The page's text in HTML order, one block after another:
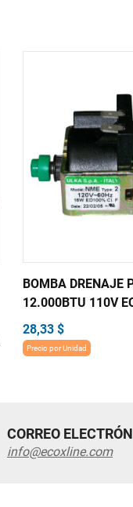
BOMBA DRENAJE
12.000BTU 110V
28,33 $
Precio por Unidad
CORREO
info@ecoxline.com